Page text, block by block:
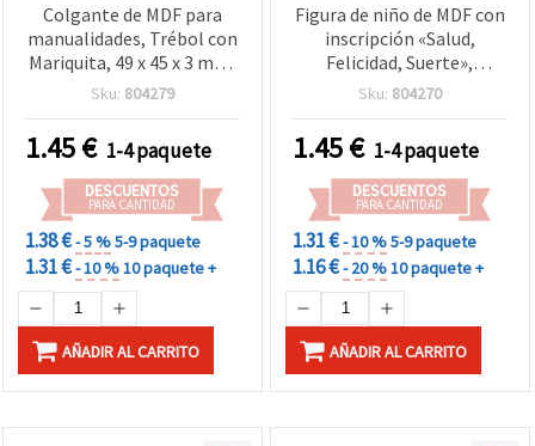
Colgante de MDF para
manualidades, Trébol con
Mariquita, 49 x 45 x 3 mm,
Agujero 5 x 2 mm - Pack de
Sku: 804279
1.45€ 1-4 paquete
DESCUENTOS
PARA CANTIDAD
1.38 €- 5 %5-9 paquete
1.31 €- 10 %10 paquete +
AÑADIR AL CARRITO
Figura de niño de MDF con
inscripción «Salud,
Felicidad, Suerte»,
33x50x3 mm - Pack de 5
scrapbooking
Sku: 804270
1.45€ 1-4 paquete
DESCUENTOS
PARA CANTIDAD
1.31 €- 10 %5-9 paquete
1.16 €- 20 %10 paquete +
AÑADIR AL CARRITO